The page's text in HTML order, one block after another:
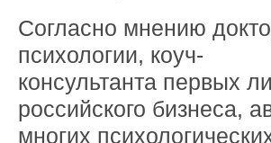
Согласно мнению
психологии, коуч-
консультанта первых
российского бизнеса,
многих